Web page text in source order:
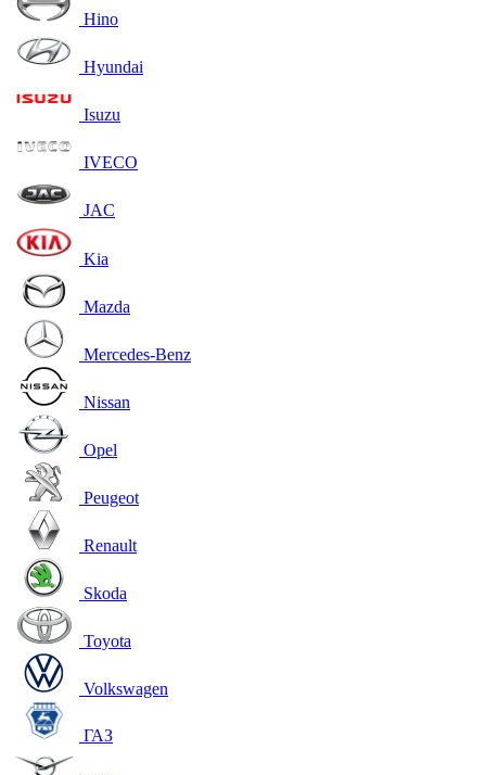
Hino
Hyundai
Isuzu
IVECO
JAC
Kia
Mazda
Mercedes-Benz
Nissan
Opel
Peugeot
Renault
Skoda
Toyota
Volkswagen
ГАЗ